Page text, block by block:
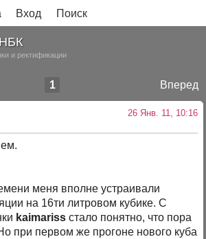
Вход Поиск
и ректификации
Вперед
1
26 Янв. 11, 10:16
меня вполне устраивали
на 16ти литровом кубике. С
kaimariss стало понятно, что пора
при первом же прогоне нового куба